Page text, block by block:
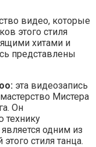
видео, которые
этого стиля
хитами и
представлены
эта видеозапись
Мистера
Он
технику
одним из
стиля танца.